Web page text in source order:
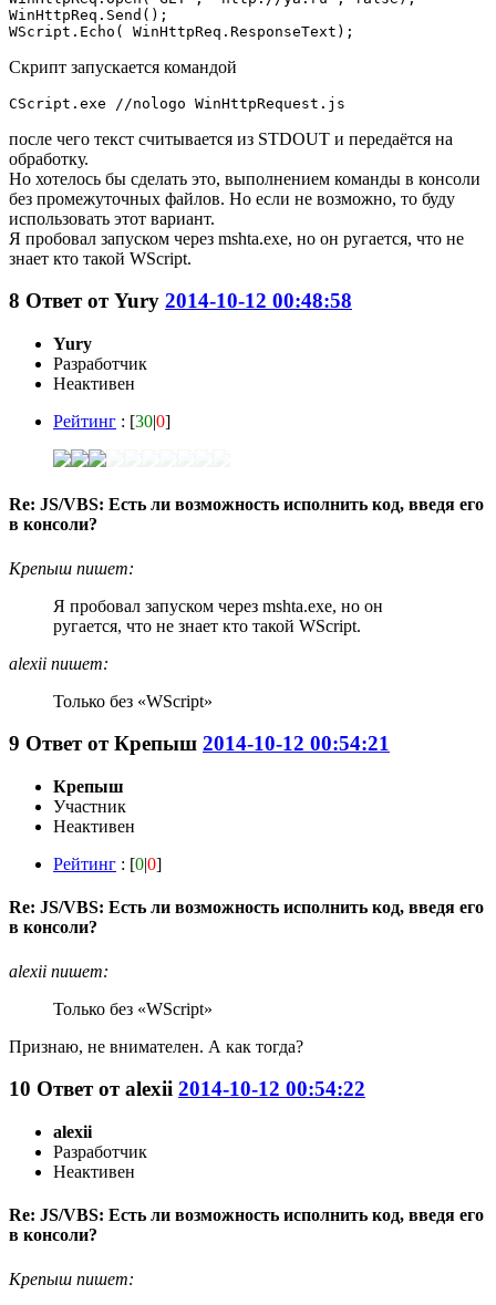
WinHttpReq.Send();
WScript.Echo( WinHttpReq.ResponseText);
Скрипт запускается командой
CScript.exe //nologo WinHttpRequest.js
после чего текст считывается из STDOUT и передаётся на
обработку.
Но хотелось бы сделать это, выполнением команды в консоли
без промежуточных файлов. Но если не возможно, то буду
использовать этот вариант.
Я пробовал запуском через mshta.exe, но он ругается, что не
знает кто такой WScript.
8 Ответ отYury 2014-10-12 00:48:58
Yury
Разработчик
Неактивен
Рейтинг : [30|0]
Re: JS/VBS: Есть ли возможность исполнить код, введя его
в консоли?
Крепыш пишет:
Я пробовал запуском через mshta.exe, но он
ругается, что не знает кто такой WScript.
alexii пишет:
Только без «WScript»
9 Ответ отКрепыш 2014-10-12 00:54:21
Крепыш
Участник
Неактивен
Рейтинг : [0|0]
Re: JS/VBS: Есть ли возможность исполнить код, введя его
в консоли?
alexii пишет:
Только без «WScript»
Признаю, не внимателен. А как тогда?
10 Ответ отalexii 2014-10-12 00:54:22
alexii
Разработчик
Неактивен
Re: JS/VBS: Есть ли возможность исполнить код, введя его
в консоли?
Крепыш пишет: